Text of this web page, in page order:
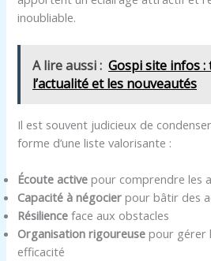
inoubliable.
A lire aussi : Gospi site infos
l’actualité et les nouveautés
Il est souvent judicieux de
forme d’une liste valorisante :
Écoute active pour comprendre les
Capacité à négocier pour bâtir des
Résilience face aux obstacles
Organisation rigoureuse pour gérer
efficacité